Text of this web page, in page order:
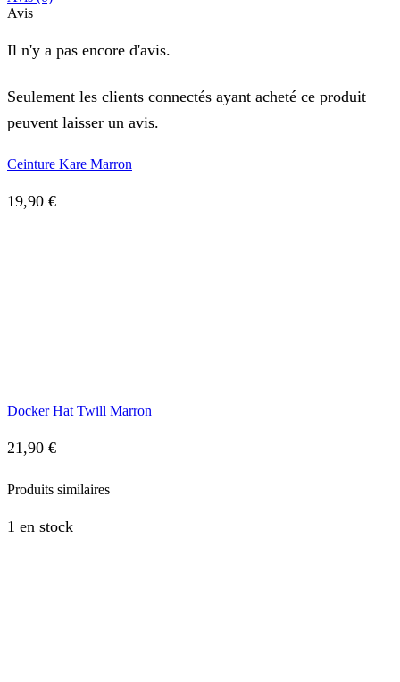
Avis
Il n'y a pas encore d'avis.
Seulement les clients connectés ayant acheté ce produit
peuvent laisser un avis.
Ceinture Kare Marron
19,90 €
Docker Hat Twill Marron
21,90 €
Produits similaires
1 en stock